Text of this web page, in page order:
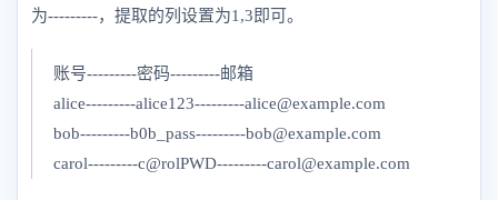
为---------，提取的列设置为1,3即可。
账号---------密码---------邮箱
alice---------alice123---------alice@example.com
bob---------b0b_pass---------bob@example.com
carol---------c@rolPWD---------carol@example.com